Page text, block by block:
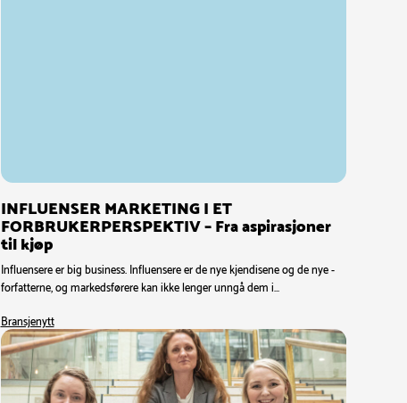
INFLUENSER MARKETING I ET
FORBRUKERPERSPEKTIV – Fra aspirasjoner
til kjøp
Influensere er big business. Influensere er de nye kjendisene og de nye -
forfatterne, og markedsførere kan ikke lenger unngå dem i…
Bransjenytt